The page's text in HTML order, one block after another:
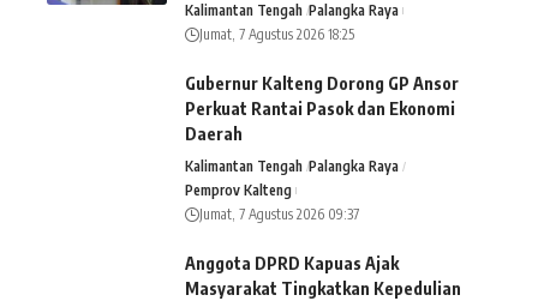
Kalimantan Tengah Palangka Raya
Jumat, 7 Agustus 2026 18:25
Gubernur Kalteng Dorong GP Ansor
Perkuat Rantai Pasok dan Ekonomi
Daerah
Kalimantan Tengah Palangka Raya
Pemprov Kalteng
Jumat, 7 Agustus 2026 09:37
Anggota DPRD Kapuas Ajak
Masyarakat Tingkatkan Kepedulian